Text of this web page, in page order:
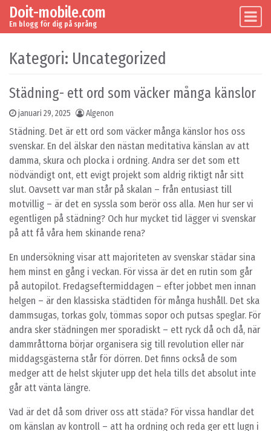
Skip to content
Main Navigation
Doit-mobile.com
En blogg för dig på språng
Kategori: Uncategorized
Städning- ett ord som väcker många känslor
januari 29, 2025 Algenon
Städning. Det är ett ord som väcker många känslor hos oss
svenskar. En del älskar den nästan meditativa känslan av att
damma, skura och plocka i ordning. Andra ser det som ett
nödvändigt ont, ett evigt projekt som aldrig riktigt når sitt
slut. Oavsett var man står på skalan – från entusiast till
motvillig – är det en syssla som berör oss alla. Men hur ser vi
egentligen på städning? Och hur mycket tid lägger vi svenskar
på att få våra hem skinande rena?
En undersökning visar att majoriteten av svenskar städar sina
hem minst en gång i veckan. För vissa är det en rutin som går
på autopilot. Fredagseftermiddagen – efter jobbet men innan
helgen – är den klassiska städtiden för många hushåll. Det ska
dammsugas, torkas golv, tömmas sopor och putsas speglar. För
andra sker städningen mer sporadiskt – ett ryck då och då, när
dammråttorna börjar organisera sig till revolution eller när
middagsgästerna står för dörren. Det finns också de som
medger att de helst skjuter upp det hela tills det absolut inte
går att vänta längre.
Vad är det då som driver oss att städa? För vissa handlar det
om känslan av kontroll – att ha ordning och reda ger ett lugn i